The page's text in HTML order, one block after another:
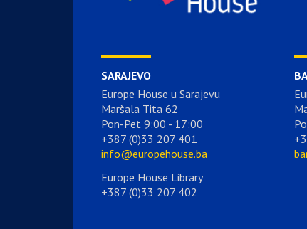
SARAJEVO
Europe House u Sarajevu
Maršala Tita 62
Pon-Pet 9:00 - 17:00
+387 (0)33 207 401
info@europehouse.ba
Europe House Library
+387 (0)33 207 402